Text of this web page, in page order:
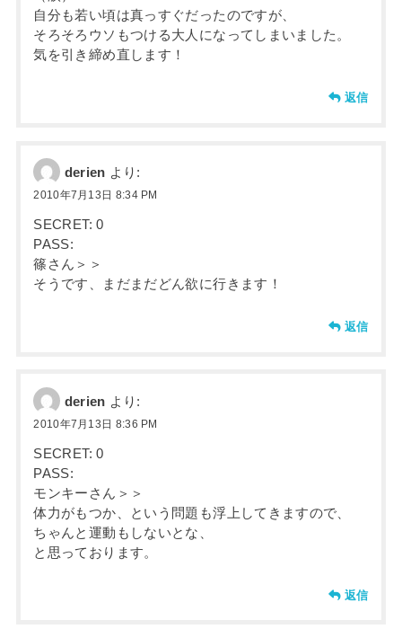
自分も若い頃は真っすぐだったのですが、
そろそろウソもつける大人になってしまいました。
気を引き締め直します！
返信
derien より:
2010年7月13日 8:34 PM
SECRET: 0
PASS:
篠さん＞＞
そうです、まだまだどん欲に行きます！
返信
derien より:
2010年7月13日 8:36 PM
SECRET: 0
PASS:
モンキーさん＞＞
体力がもつか、という問題も浮上してきますので、
ちゃんと運動もしないとな、
と思っております。
返信